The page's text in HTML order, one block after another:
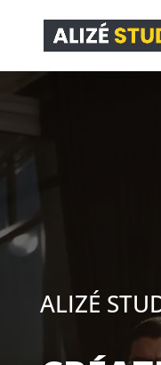
ALIZÉ